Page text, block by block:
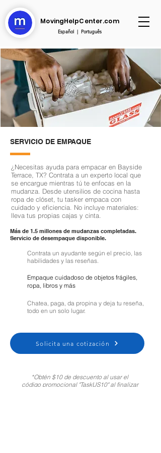
MovingHelpCenter.com
Español| Português
SERVICIO DE EMPAQUE
¿Necesitas ayuda para empacar en Bayside
Terrace, TX? Contrata a un experto local que
se encargue mientras tú te enfocas en la
mudanza. Desde utensilios de cocina hasta
ropa de clóset, tu tasker empaca con
cuidado y eficiencia. No incluye materiales:
lleva tus propias cajas y cinta.
Más de 1.5 millones de mudanzas completadas.
Servicio de desempaque disponible.
Contrata un ayudante según el precio, las
habilidades y las reseñas.
Empaque cuidadoso de objetos frágiles,
ropa, libros y más
Chatea, paga, da propina y deja tu reseña,
todo en un solo lugar.
Solicita una cotización
*Obtén $10 de descuento al usar el
código promocional "TaskUS10" al finalizar